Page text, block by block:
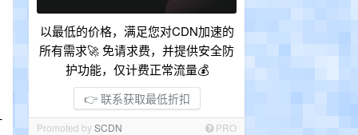
以最低的价格，满足您对CDN加速的
所有需求🚀 免请求费，并提供安全防
护功能，仅计费正常流量💰
👉 联系获取最低折扣
Promoted bySCDN PRO